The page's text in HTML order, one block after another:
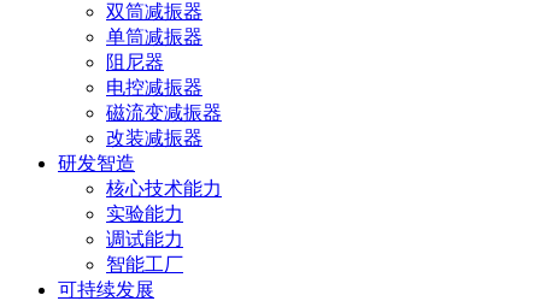
双筒减振器
单筒减振器
阻尼器
电控减振器
磁流变减振器
改装减振器
研发智造
核心技术能力
实验能力
调试能力
智能工厂
可持续发展